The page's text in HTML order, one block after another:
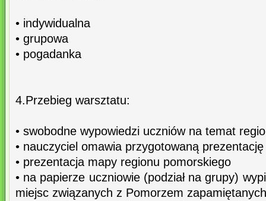
• indywidualna
• grupowa
• pogadanka
4.Przebieg warsztatu:
• swobodne wypowiedzi uczniów na temat
• nauczyciel omawia przygotowaną
• prezentacja mapy regionu pomorskiego
• na papierze uczniowie (podział na grupy)
miejsc związanych z Pomorzem